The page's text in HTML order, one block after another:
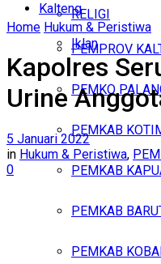
RELIGI
Iklan
Minggu, Agustus 9, 2026
Kalteng
PEMPROV
PEMKO
PEMKAB
PEMKAB
PEMKAB
PEMKAB
Home Hukum & Peristiwa
Kapolres
Urine
5 Januari 2022
in Hukum & Peristiwa,
0